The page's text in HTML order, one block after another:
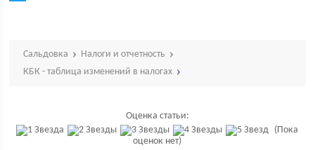
Сальдовка
Налоги и отчетность
КБК - таблица изменений в налогах
Оценка статьи:
(Пока
оценок нет)